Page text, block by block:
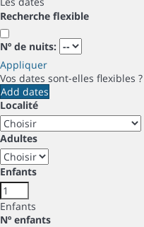
Recherche flexible
Nº de nuits:
Appliquer
Vos dates sont-elles flexibles ?
Add dates
Localité
Adultes
Enfants
Enfants
Nº enfants